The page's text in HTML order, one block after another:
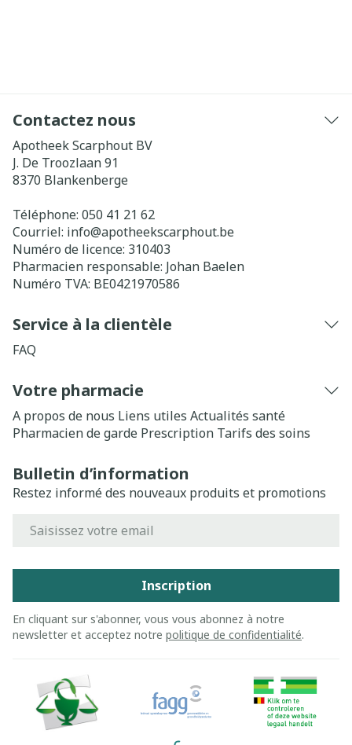
Contactez nous
Apotheek Scarphout BV
J. De Troozlaan 91
8370 Blankenberge
Téléphone: 050 41 21 62
Courriel: info@apotheekscarphout.be
Numéro de licence: 310403
Pharmacien responsable: Johan Baelen
Numéro TVA: BE0421970586
Service à la clientèle
FAQ
Votre pharmacie
A propos de nous Liens utiles Actualités santé
Pharmacien de garde Prescription Tarifs des soins
Bulletin d’information
Restez informé des nouveaux produits et promotions
Inscription
En cliquant sur s'abonner, vous vous abonnez à notre
newsletter et acceptez notre politique de confidentialité.